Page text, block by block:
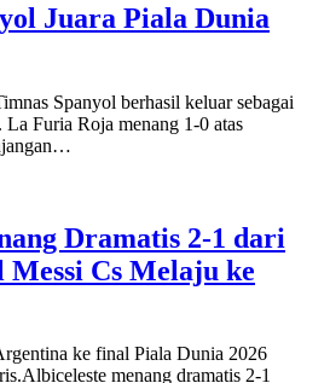
Juara Piala Dunia
Spanyol berhasil keluar sebagai
Furia Roja menang 1-0 atas